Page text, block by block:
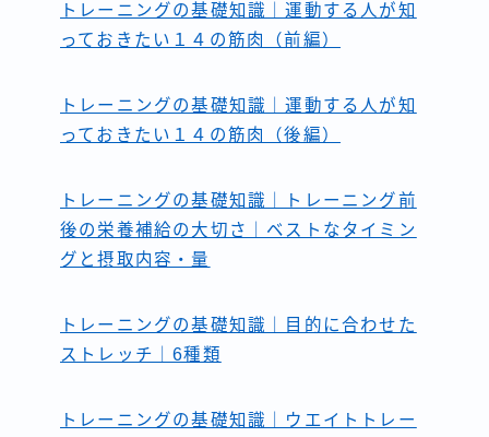
トレーニングの基礎知識｜運動する人が知
っておきたい１４の筋肉（前編）
トレーニングの基礎知識｜運動する人が知
っておきたい１４の筋肉（後編）
トレーニングの基礎知識｜トレーニング前
後の栄養補給の大切さ｜ベストなタイミン
グと摂取内容・量
トレーニングの基礎知識｜目的に合わせた
ストレッチ｜6種類
トレーニングの基礎知識｜ウエイトトレー